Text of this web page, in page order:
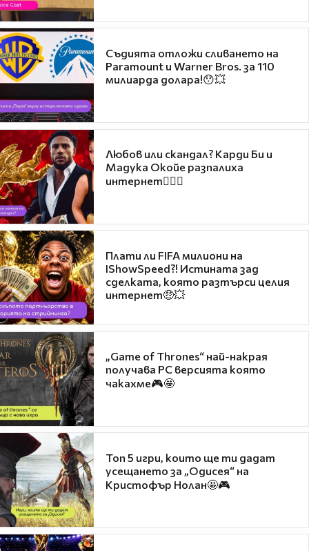
Съдията отложи сливането на
Paramount и Warner Bros. за 110
милиарда долара!😯💥
Любов или скандал? Карди Би и
Мадука Окойе разпалиха
интернет❤️‍🔥🔥
Плати ли FIFA милиони на
IShowSpeed?! Истината зад
сделката, която разтърси целия
интернет🤑💥
„Game of Thrones“ най-накрая
получава PC версията която
чакахме🎮🤩
Топ 5 игри, които ще ти дадат
усещането за „Одисея“ на
Кристофър Нолан🤩🎮